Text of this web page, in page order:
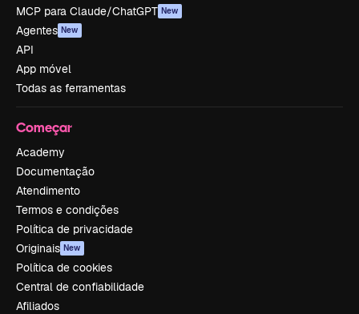
MCP para Claude/ChatGPT New
Agentes New
API
App móvel
Todas as ferramentas
Começar
Academy
Documentação
Atendimento
Termos e condições
Política de privacidade
Originais New
Política de cookies
Central de confiabilidade
Afiliados